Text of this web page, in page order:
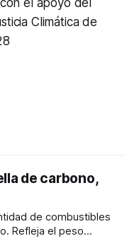
Climática de
de carbono,
de combustibles
Refleja el peso